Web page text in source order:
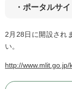
・ポータルサ
2月28日に開設され
い。
http://